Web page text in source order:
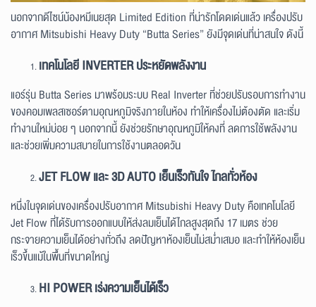
นอกจากดีไซน์น้องหมีเนยสุด Limited Edition ที่น่ารักโดดเด่นแล้ว เครื่องปรับ
อากาศ Mitsubishi Heavy Duty “Butta Series” ยังมีจุดเด่นที่น่าสนใจ ดังนี้
เทคโนโลยี INVERTER ประหยัดพลังงาน
แอร์รุ่น Butta Series มาพร้อมระบบ Real Inverter ที่ช่วยปรับรอบการทำงาน
ของคอมเพลสเซอร์ตามอุณหภูมิจริงภายในห้อง ทำให้เครื่องไม่ต้องตัด และเริ่ม
ทำงานใหม่บ่อย ๆ นอกจากนี้ ยังช่วยรักษาอุณหภูมิให้คงที่ ลดการใช้พลังงาน
และช่วยเพิ่มความสบายในการใช้งานตลอดวัน
JET FLOW และ 3D AUTO เย็นเร็วทันใจ ไกลทั่วห้อง
หนึ่งในจุดเด่นของเครื่องปรับอากาศ Mitsubishi Heavy Duty คือเทคโนโลยี
Jet Flow ที่ได้รับการออกแบบให้ส่งลมเย็นได้ไกลสูงสุดถึง 17 เมตร ช่วย
กระจายความเย็นได้อย่างทั่วถึง ลดปัญหาห้องเย็นไม่สม่ำเสมอ และทำให้ห้องเย็น
เร็วขึ้นแม้ในพื้นที่ขนาดใหญ่
HI POWER เร่งความเย็นได้เร็ว